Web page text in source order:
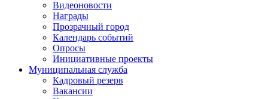
Видеоновости
Награды
Прозрачный город
Календарь событий
Опросы
Инициативные проекты
Муниципальная служба
Кадровый резерв
Вакансии